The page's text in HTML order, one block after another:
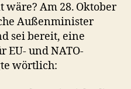
wäre? Am 28. Oktober
Außenminister
sei bereit, eine
und NATO-
wörtlich: